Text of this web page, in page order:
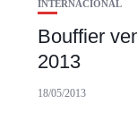
INTERNACIONAL
Bouffier
2013
18/05/2013